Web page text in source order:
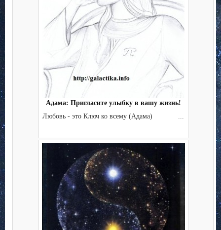
Адама: Пригласите улыбку в вашу жизнь!
Любовь - это Ключ ко всему (Адама) ...